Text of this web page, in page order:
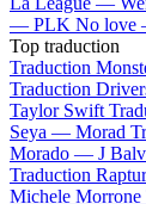
— PLK No
Top traduction
Traduction
Traduction
Taylor Swift
Seya — Morad
Morado — J
Traduction
Michele Morrone